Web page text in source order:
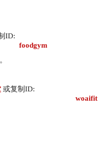
ID:
foodgym
或复制ID:
woaifit